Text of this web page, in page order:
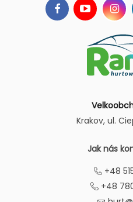
Krakov, ul.
Jak nás
+48
+48